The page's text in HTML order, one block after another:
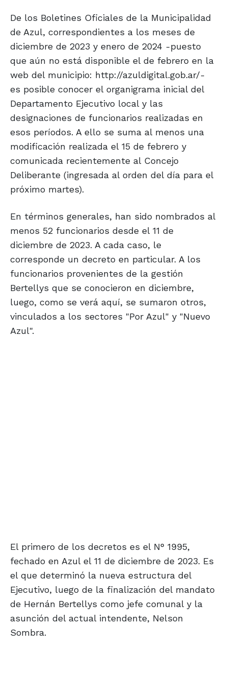
De los Boletines Oficiales de la Municipalidad
de Azul, correspondientes a los meses de
diciembre de 2023 y enero de 2024 -puesto
que aún no está disponible el de febrero en la
web del municipio: http://azuldigital.gob.ar/-
es posible conocer el organigrama inicial del
Departamento Ejecutivo local y las
designaciones de funcionarios realizadas en
esos períodos. A ello se suma al menos una
modificación realizada el 15 de febrero y
comunicada recientemente al Concejo
Deliberante (ingresada al orden del día para el
próximo martes).
En términos generales, han sido nombrados al
menos 52 funcionarios desde el 11 de
diciembre de 2023. A cada caso, le
corresponde un decreto en particular. A los
funcionarios provenientes de la gestión
Bertellys que se conocieron en diciembre,
luego, como se verá aquí, se sumaron otros,
vinculados a los sectores "Por Azul" y "Nuevo
Azul".
El primero de los decretos es el N° 1995,
fechado en Azul el 11 de diciembre de 2023. Es
el que determinó la nueva estructura del
Ejecutivo, luego de la finalización del mandato
de Hernán Bertellys como jefe comunal y la
asunción del actual intendente, Nelson
Sombra.